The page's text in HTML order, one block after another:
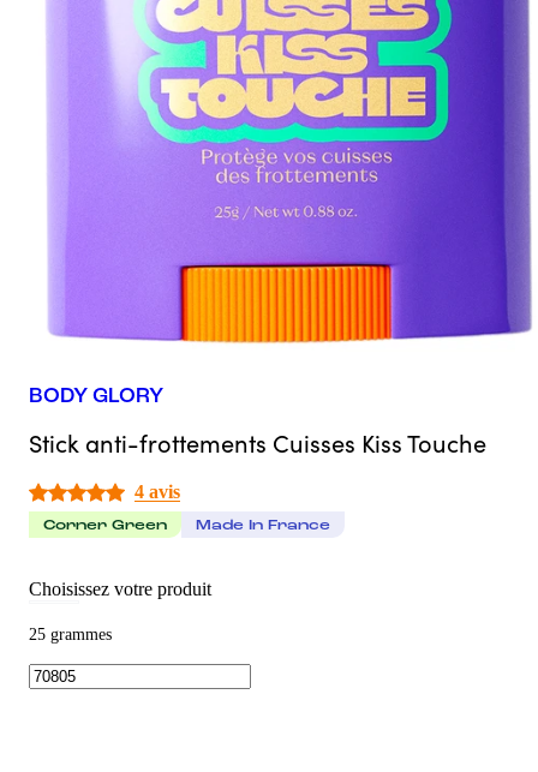
BODY GLORY
Stick anti-frottements Cuisses Kiss Touche
4 avis
Corner Green Made In France
Choisissez votre produit
25 grammes